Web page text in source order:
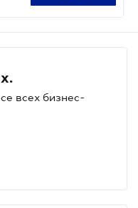
всех бизнес-